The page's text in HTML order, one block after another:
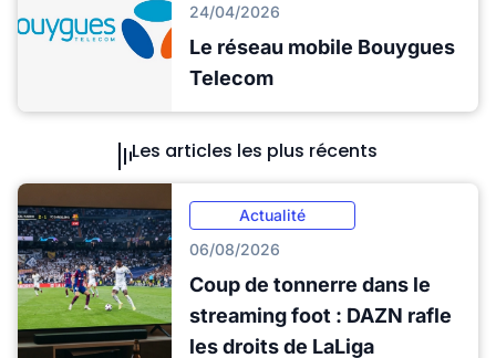
24/04/2026
Le réseau mobile Bouygues
Telecom
Les articles les plus récents
Actualité
06/08/2026
Coup de tonnerre dans le
streaming foot : DAZN rafle
les droits de LaLiga